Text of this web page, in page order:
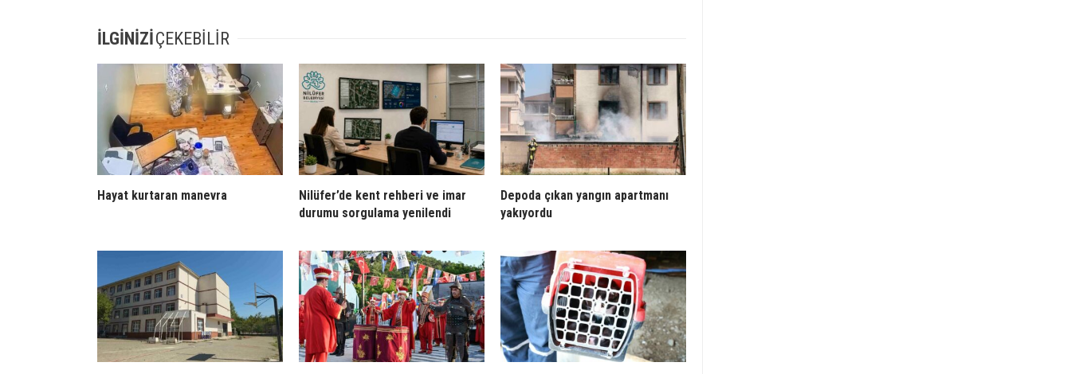
İLGİNİZİÇEKEBİLİR
Hayat kurtaran manevra
Nilüfer’de kent rehberi ve imar
durumu sorgulama yenilendi
Depoda çıkan yangın apartmanı
yakıyordu